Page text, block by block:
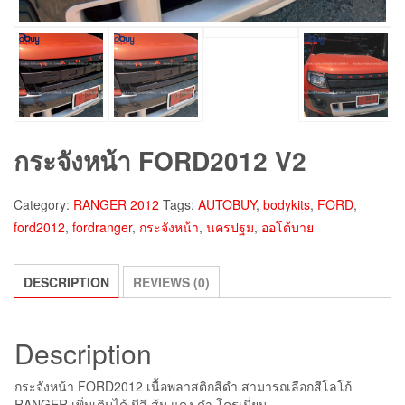
กระจังหน้า FORD2012 V2
Category: RANGER 2012 Tags: AUTOBUY, bodykits, FORD,
ford2012, fordranger, กระจังหน้า, นครปฐม, ออโต้บาย
DESCRIPTION REVIEWS (0)
Description
กระจังหน้า FORD2012 เนื้อพลาสติกสีดำ สามารถเลือกสีโลโก้